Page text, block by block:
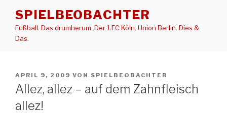
Inhalt
springen
SPIELBEOBACHTER
Fußball. Das drumherum. Der 1.FC Köln. Union Berlin. Dies &
Das.
VERÖFFENTLICHT
AM
APRIL 9, 2009 VON SPIELBEOBACHTER
Allez, allez – auf dem Zahnfleisch
allez!